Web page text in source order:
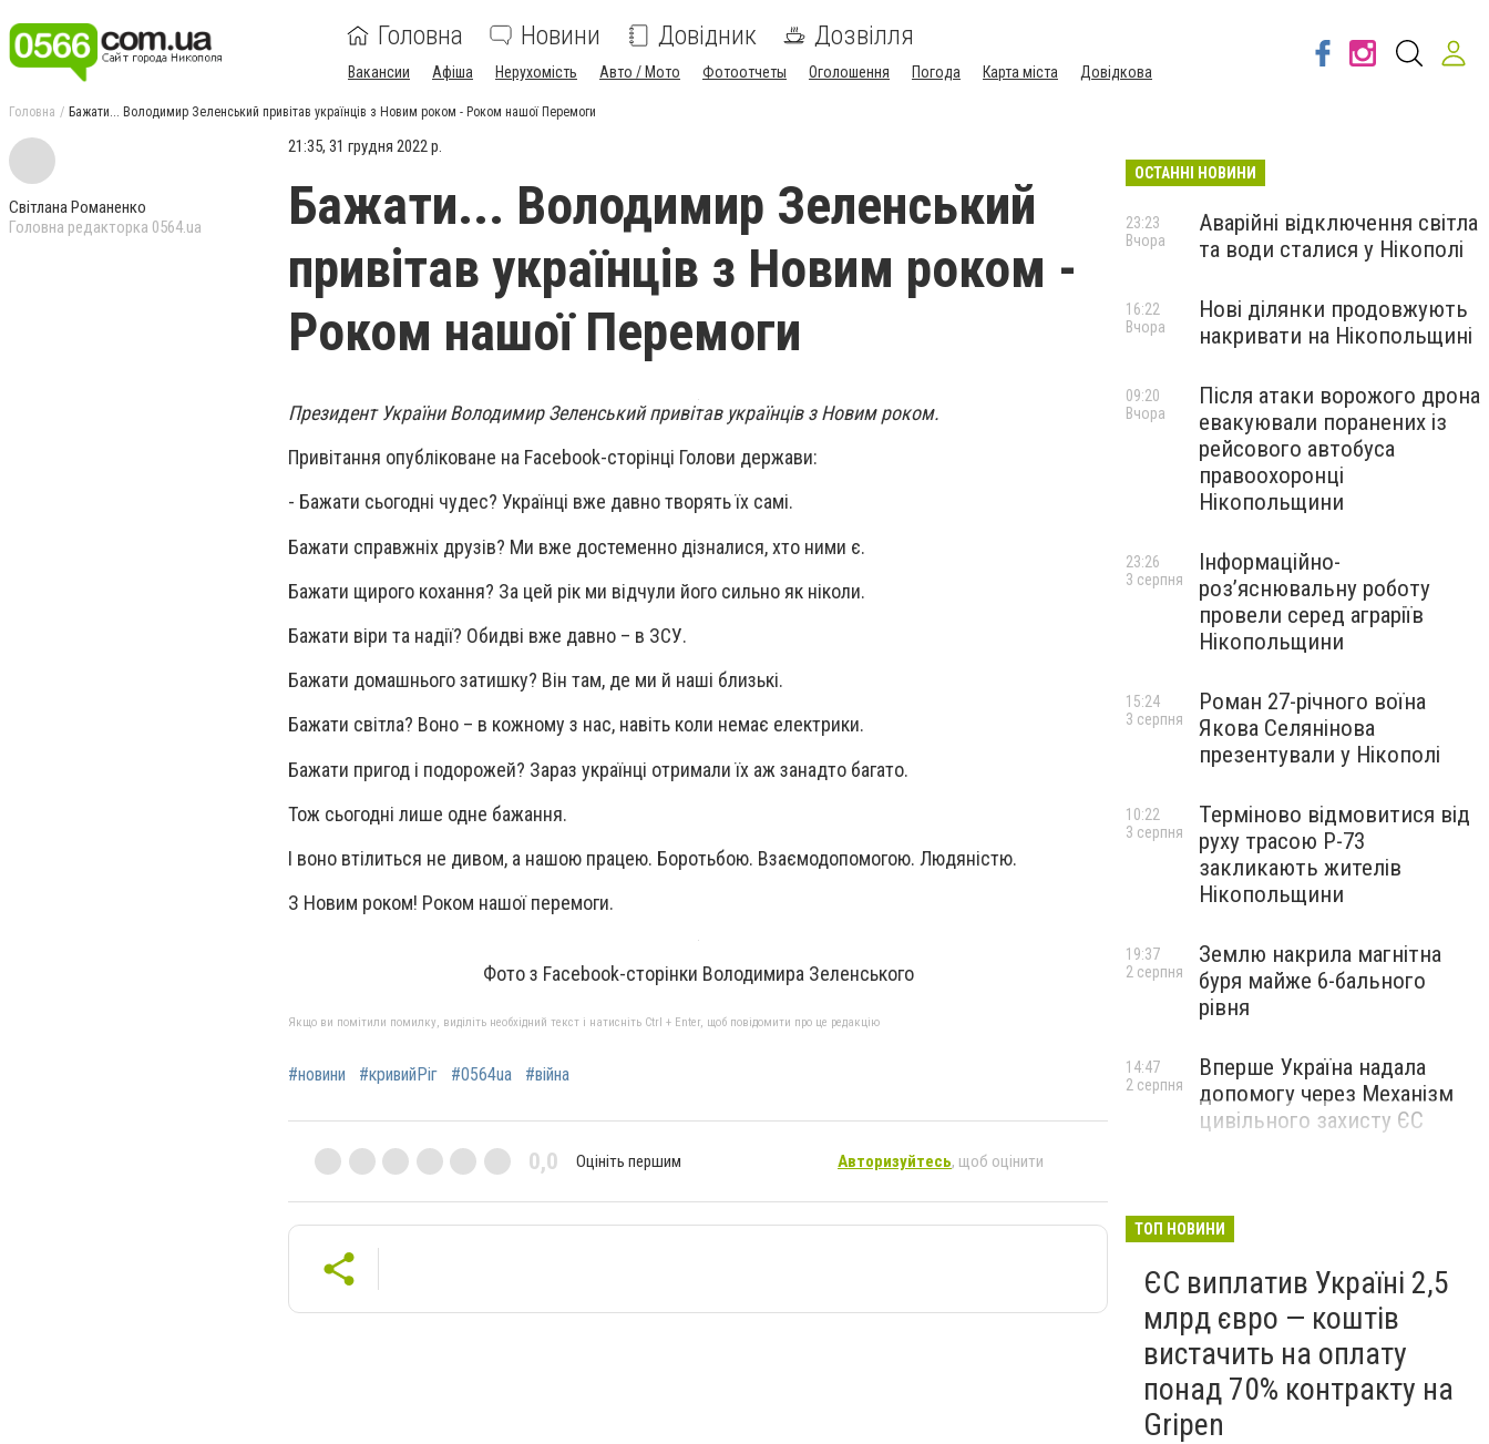
Головна Новини Довідник Дозвілля
Вакансии Афіша Нерухомість Авто / Мото Фотоотчеты Оголошення Погода Карта міста Довідкова
Головна Бажати... Володимир Зеленський привітав українців з Новим роком - Роком нашої Перемоги
Світлана Романенко
Головна редакторка 0564.ua
21:35, 31 грудня 2022 р.
Бажати... Володимир Зеленський
привітав українців з Новим роком -
Роком нашої Перемоги
Президент України Володимир Зеленський привітав українців з Новим роком.
Привітання опубліковане на Facebook-сторінці Голови держави:
- Бажати сьогодні чудес? Українці вже давно творять їх самі.
Бажати справжніх друзів? Ми вже достеменно дізналися, хто ними є.
Бажати щирого кохання? За цей рік ми відчули його сильно як ніколи.
Бажати віри та надії? Обидві вже давно – в ЗСУ.
Бажати домашнього затишку? Він там, де ми й наші близькі.
Бажати світла? Воно – в кожному з нас, навіть коли немає електрики.
Бажати пригод і подорожей? Зараз українці отримали їх аж занадто багато.
Тож сьогодні лише одне бажання.
І воно втілиться не дивом, а нашою працею. Боротьбою. Взаємодопомогою. Людяністю.
З Новим роком! Роком нашої перемоги.
Фото з Facebook-сторінки Володимира Зеленського
Якщо ви помітили помилку, виділіть необхідний текст і натисніть Ctrl + Enter, щоб повідомити про це редакцію
#новини #кривийРіг #0564ua #війна
0,0 Оцініть першим Авторизуйтесь, щоб оцінити
ОСТАННІ НОВИНИ
Аварійні відключення світла
та води сталися у Нікополі
23:23
Вчора
Нові ділянки продовжують
накривати на Нікопольщині
16:22
Вчора
Після атаки ворожого дрона
евакуювали поранених із
рейсового автобуса
правоохоронці
Нікопольщини
09:20
Вчора
Інформаційно-
роз’яснювальну роботу
провели серед аграріїв
Нікопольщини
23:26
3 серпня
Роман 27-річного воїна
Якова Селянінова
презентували у Нікополі
15:24
3 серпня
Терміново відмовитися від
руху трасою Р-73
закликають жителів
Нікопольщини
10:22
3 серпня
Землю накрила магнітна
буря майже 6-бального
рівня
19:37
2 серпня
Вперше Україна надала
допомогу через Механізм
цивільного захисту ЄС
14:47
2 серпня
ТОП НОВИНИ
ЄС виплатив Україні 2,5
млрд євро — коштів
вистачить на оплату
понад 70% контракту на
Gripen